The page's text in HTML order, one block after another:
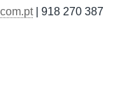
| 918 270 387